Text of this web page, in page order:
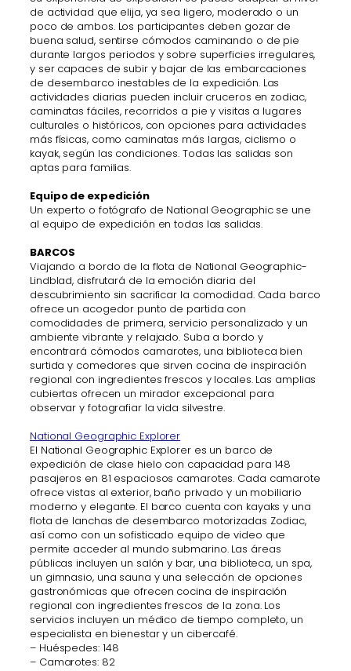
de actividad que elija, ya sea ligero, moderado o un
poco de ambos. Los participantes deben gozar de
buena salud, sentirse cómodos caminando o de pie
durante largos periodos y sobre superficies irregulares,
y ser capaces de subir y bajar de las embarcaciones
de desembarco inestables de la expedición. Las
actividades diarias pueden incluir cruceros en zodiac,
caminatas fáciles, recorridos a pie y visitas a lugares
culturales o históricos, con opciones para actividades
más físicas, como caminatas más largas, ciclismo o
kayak, según las condiciones. Todas las salidas son
aptas para familias.
Equipo de expedición
Un experto o fotógrafo de National Geographic se une
al equipo de expedición en todas las salidas.
BARCOS
Viajando a bordo de la flota de National Geographic-
Lindblad, disfrutará de la emoción diaria del
descubrimiento sin sacrificar la comodidad. Cada barco
ofrece un acogedor punto de partida con
comodidades de primera, servicio personalizado y un
ambiente vibrante y relajado. Suba a bordo y
encontrará cómodos camarotes, una biblioteca bien
surtida y comedores que sirven cocina de inspiración
regional con ingredientes frescos y locales. Las amplias
cubiertas ofrecen un mirador excepcional para
observar y fotografiar la vida silvestre.
National Geographic Explorer
El National Geographic Explorer es un barco de
expedición de clase hielo con capacidad para 148
pasajeros en 81 espaciosos camarotes. Cada camarote
ofrece vistas al exterior, baño privado y un mobiliario
moderno y elegante. El barco cuenta con kayaks y una
flota de lanchas de desembarco motorizadas Zodiac,
así como con un sofisticado equipo de video que
permite acceder al mundo submarino. Las áreas
públicas incluyen un salón y bar, una biblioteca, un spa,
un gimnasio, una sauna y una selección de opciones
gastronómicas que ofrecen cocina de inspiración
regional con ingredientes frescos de la zona. Los
servicios incluyen un médico de tiempo completo, un
especialista en bienestar y un cibercafé.
– Huéspedes: 148
– Camarotes: 82